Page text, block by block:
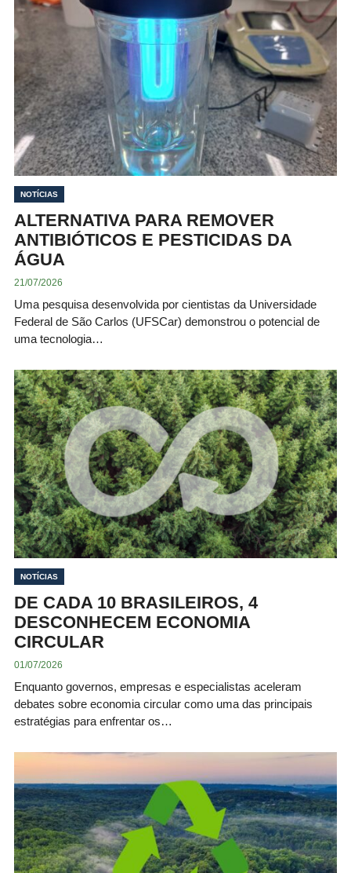
NOTÍCIAS
ALTERNATIVA PARA REMOVER
ANTIBIÓTICOS E PESTICIDAS DA
ÁGUA
21/07/2026
Uma pesquisa desenvolvida por cientistas da Universidade
Federal de São Carlos (UFSCar) demonstrou o potencial de
uma tecnologia…
NOTÍCIAS
DE CADA 10 BRASILEIROS, 4
DESCONHECEM ECONOMIA
CIRCULAR
01/07/2026
Enquanto governos, empresas e especialistas aceleram
debates sobre economia circular como uma das principais
estratégias para enfrentar os…